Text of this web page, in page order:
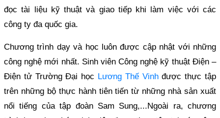
đọc tài liệu kỹ thuật và giao tiếp khi làm việc với các
công ty đa quốc gia.
Chương trình dạy và học luôn được cập nhật với những
công nghệ mới nhất. Sinh viên Công nghệ kỹ thuật Điện –
Điện tử Trường Đại học Lương Thế Vinhđược thực tập
trên những bộ thực hành tiên tiến từ những nhà sản xuất
nổi tiếng của tập đoàn Sam Sung,...Ngoài ra, chương